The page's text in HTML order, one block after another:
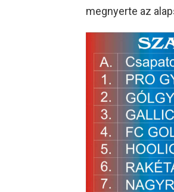
megnyerte az